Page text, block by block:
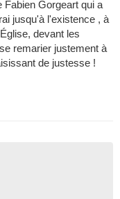
Gorgeart qui a
jusqu'à l'existence , à
devant les
remarier justement à
de justesse !